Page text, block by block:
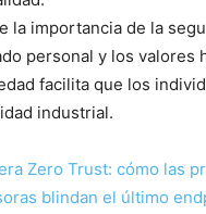
la importancia de la
personal y los valores
facilita que los
industrial.
Zero Trust: cómo las
blindan el último